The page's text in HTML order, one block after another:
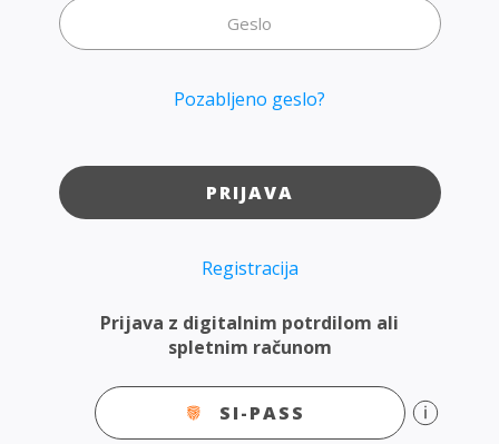
Prijava z digitalnim potrdilom ali
spletnim računom
SI-PASS
Pozabljeno geslo?
PRIJAVA
Registracija